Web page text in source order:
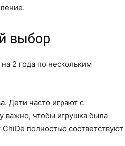
выбор
2 года по нескольким
Дети часто играют с
важно, чтобы игрушка была
полностью соответствуют